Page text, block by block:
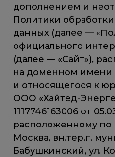
дополнением и
Политики
данных (далее —
официального
(далее — «Сайт»),
на доменном имени
и относящегося к
ООО «Хайтед-
1117746163006 от
расположенному по
Москва, вн.тер.г.
Бабушкинский, ул.